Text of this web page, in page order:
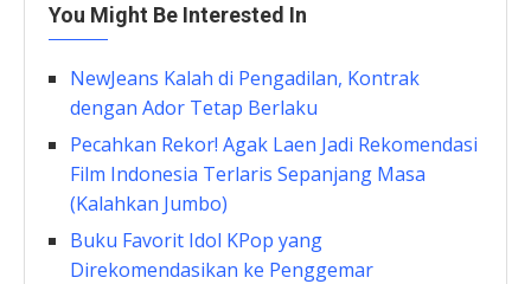
You Might Be Interested In
NewJeans Kalah di Pengadilan, Kontrak
dengan Ador Tetap Berlaku
Pecahkan Rekor! Agak Laen Jadi Rekomendasi
Film Indonesia Terlaris Sepanjang Masa
(Kalahkan Jumbo)
Buku Favorit Idol KPop yang
Direkomendasikan ke Penggemar